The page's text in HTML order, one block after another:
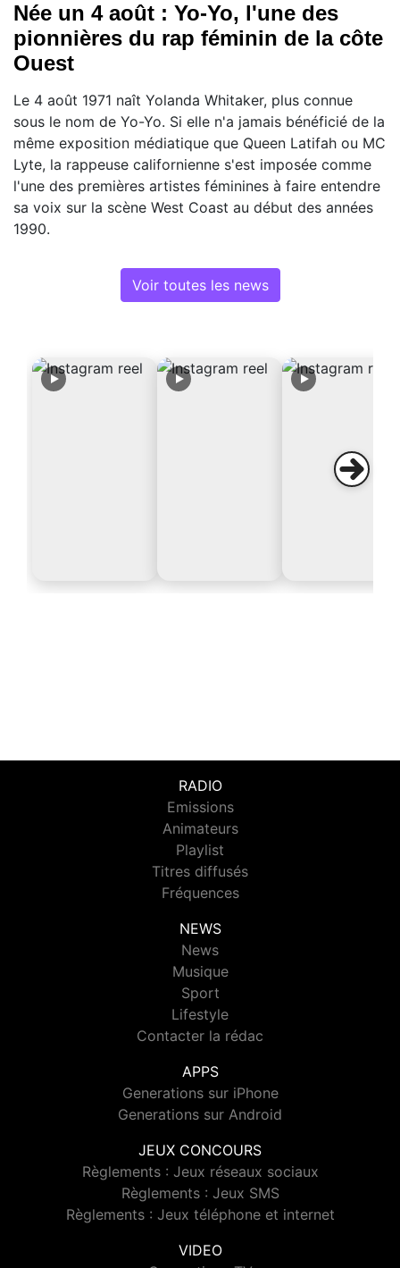
Née un 4 août : Yo-Yo, l'une des
pionnières du rap féminin de la côte
Ouest
Le 4 août 1971 naît Yolanda Whitaker, plus connue
sous le nom de Yo-Yo. Si elle n'a jamais bénéficié de la
même exposition médiatique que Queen Latifah ou MC
Lyte, la rappeuse californienne s'est imposée comme
l'une des premières artistes féminines à faire entendre
sa voix sur la scène West Coast au début des années
1990.
Voir toutes les news
RADIO
Emissions
Animateurs
Playlist
Titres diffusés
Fréquences
NEWS
News
Musique
Sport
Lifestyle
Contacter la rédac
APPS
Generations sur iPhone
Generations sur Android
JEUX CONCOURS
Règlements : Jeux réseaux sociaux
Règlements : Jeux SMS
Règlements : Jeux téléphone et internet
VIDEO